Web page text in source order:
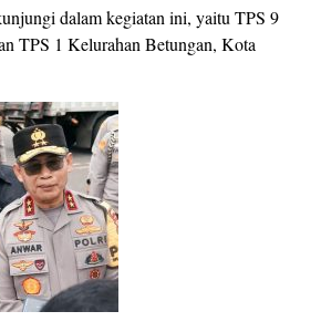
dalam kegiatan ini, yaitu TPS 9
TPS 1 Kelurahan Betungan, Kota